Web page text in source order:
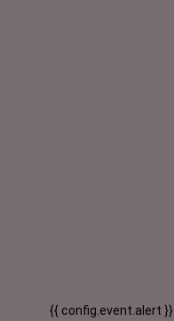
{{ config.event.alert }}